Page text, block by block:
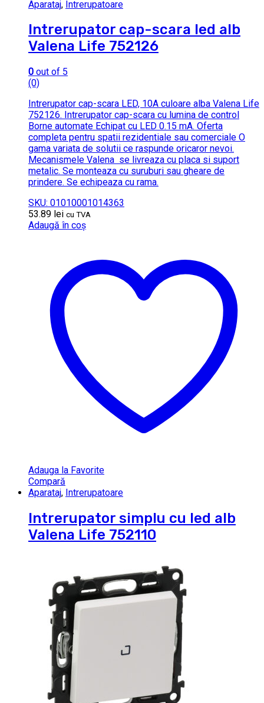
Aparataj, Intrerupatoare
Intrerupator cap-scara led alb
Valena Life 752126
0 out of 5
(0)
Intrerupator cap-scara LED, 10A culoare alba Valena Life
752126. Intrerupator cap-scara cu lumina de control
Borne automate Echipat cu LED 0.15 mA. Oferta
completa pentru spatii rezidentiale sau comerciale O
gama variata de solutii ce raspunde oricaror nevoi.
Mecanismele Valena se livreaza cu placa si suport
metalic. Se monteaza cu suruburi sau gheare de
prindere. Se echipeaza cu rama.
SKU: 01010001014363
53.89 lei cu TVA
Adaugă în coș
Adauga la Favorite
Compară
Aparataj, Intrerupatoare
Intrerupator simplu cu led alb
Valena Life 752110